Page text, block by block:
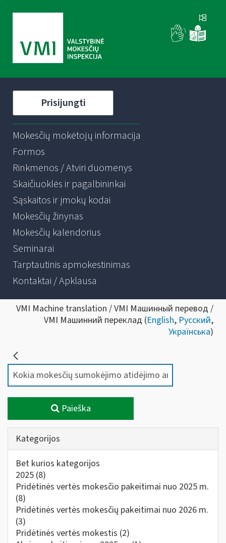
Prisijungti
Mokesčių mokėtojų informacija
Formos
Rinkmenos / Atviri duomenys
Skaičiuoklės ir pagalbininkai
Sąskaitos ir įmokų kodai
Mokesčių žinynas
Mokesčių kalendorius
Seminarai
Tarptautinis apmokestinimas
Kontaktai / Apklausa
VMI Machine translation / VMI Машинный перевод /
VMI Машинний переклад (English, Русский,
Українська)
Paieška
Kategorijos
Bet kurios kategorijos
2025 (8)
Pridėtinės vertės mokesčio pakeitimai nuo 2025 m.
(8)
Pridėtinės vertės mokesčių pakeitimai nuo 2026 m.
(3)
Pridėtinės vertės mokestis (2)